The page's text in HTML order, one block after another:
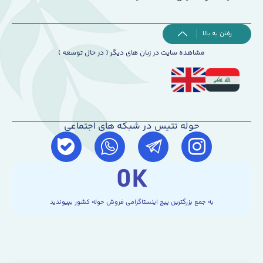
رفتن به بالا
مشاهده سایت در زبان های دیگر ( در حال توسعه )
حوله تتیس در شبکه های اجتماعی
به جمع بزرگترین پیچ اینستاگرامی فروش حوله کشور بپیوندید
K
0